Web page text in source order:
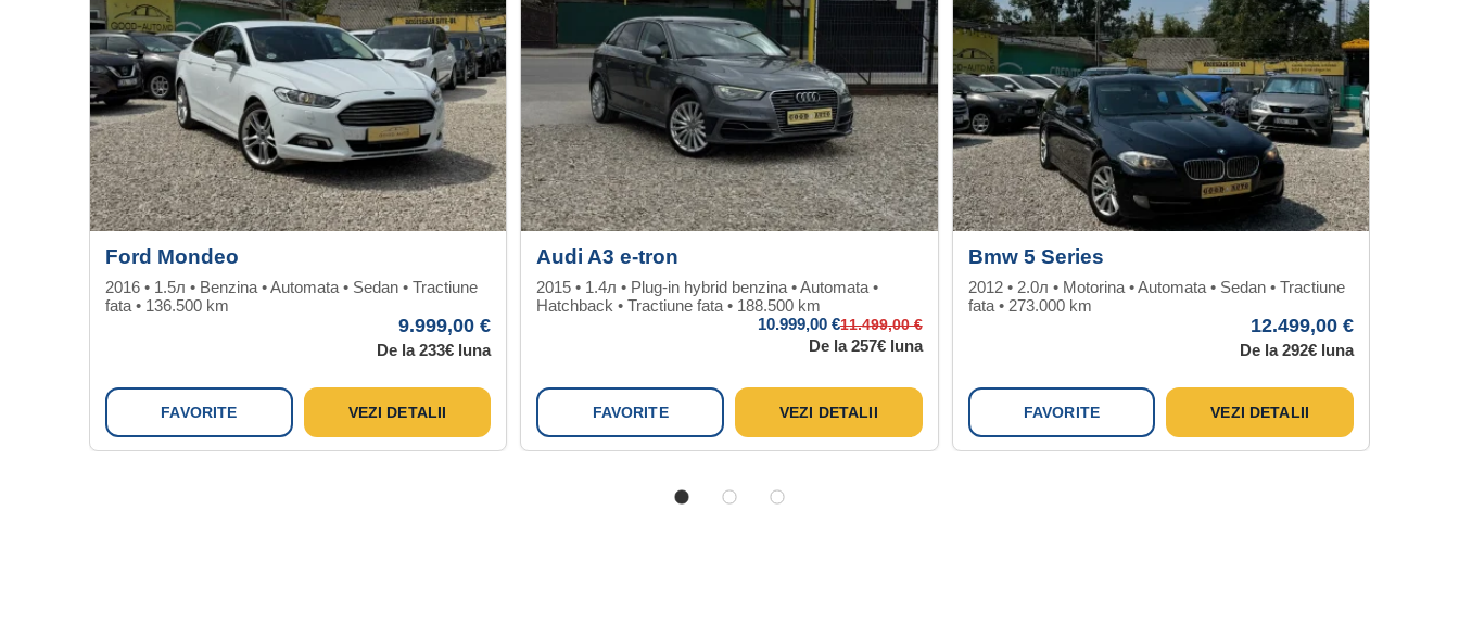
Ford Mondeo
2016 • 1.5л • Benzina • Automata • Sedan • Tractiune
fata • 136.500 km
9.999,00 €
De la 233€ luna
FAVORITE VEZI DETALII
Audi A3 e-tron
2015 • 1.4л • Plug-in hybrid benzina • Automata •
Hatchback • Tractiune fata • 188.500 km
10.999,00 €11.499,00 €
De la 257€ luna
FAVORITE VEZI DETALII
Bmw 5 Series
2012 • 2.0л • Motorina • Automata • Sedan • Tractiune
fata • 273.000 km
12.499,00 €
De la 292€ luna
FAVORITE VEZI DETALII